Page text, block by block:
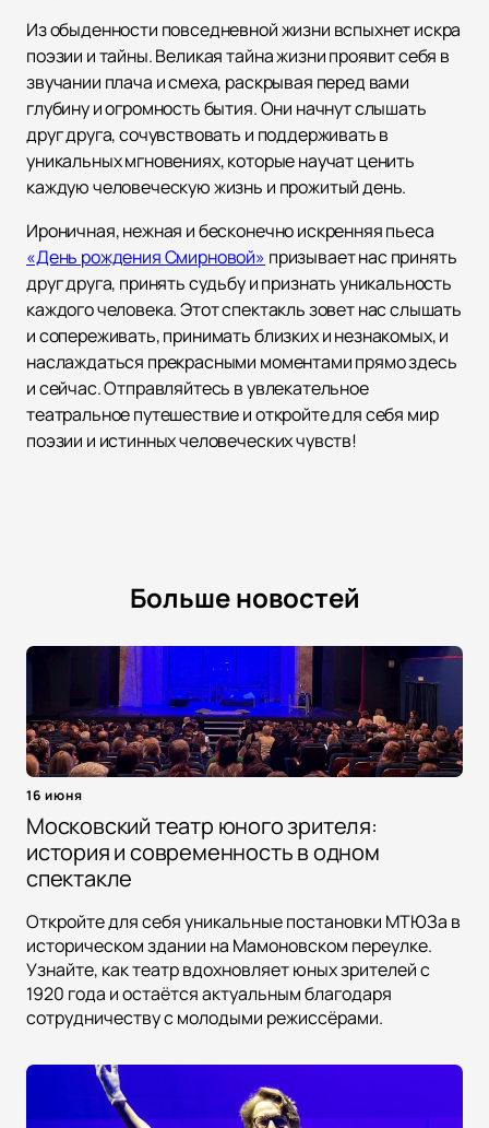
Из обыденности повседневной жизни вспыхнет искра
поэзии и тайны. Великая тайна жизни проявит себя в
звучании плача и смеха, раскрывая перед вами
глубину и огромность бытия. Они начнут слышать
друг друга, сочувствовать и поддерживать в
уникальных мгновениях, которые научат ценить
каждую человеческую жизнь и прожитый день.
Ироничная, нежная и бесконечно искренняя пьеса
«День рождения Смирновой» призывает нас принять
друг друга, принять судьбу и признать уникальность
каждого человека. Этот спектакль зовет нас слышать
и сопереживать, принимать близких и незнакомых, и
наслаждаться прекрасными моментами прямо здесь
и сейчас. Отправляйтесь в увлекательное
театральное путешествие и откройте для себя мир
поэзии и истинных человеческих чувств!
Больше новостей
16 июня
Московский театр юного зрителя:
история и современность в одном
спектакле
Откройте для себя уникальные постановки МТЮЗа в
историческом здании на Мамоновском переулке.
Узнайте, как театр вдохновляет юных зрителей с
1920 года и остаётся актуальным благодаря
сотрудничеству с молодыми режиссёрами.